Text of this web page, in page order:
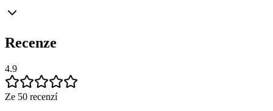
Recenze
4.9
Ze 50 recenzí